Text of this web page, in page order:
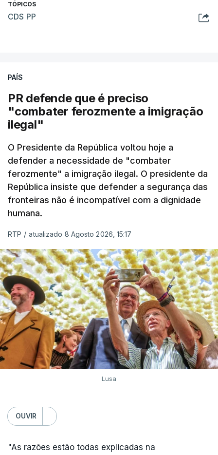
TÓPICOS
CDS PP
PAÍS
PR defende que é preciso
"combater ferozmente a imigração
ilegal"
O Presidente da República voltou hoje a
defender a necessidade de "combater
ferozmente" a imigração ilegal. O presidente da
República insiste que defender a segurança das
fronteiras não é incompatível com a dignidade
humana.
RTP / atualizado 8 Agosto 2026, 15:17
Lusa
OUVIR
"As razões estão todas explicadas na